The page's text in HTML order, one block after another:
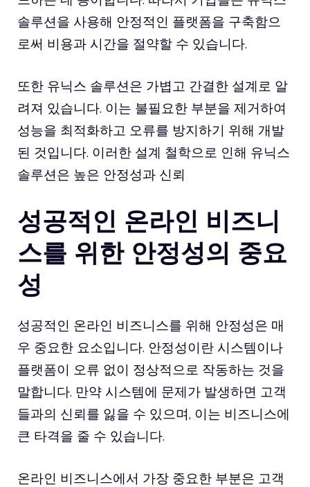
솔루션을 사용해 안정적인 플랫폼을 구축함으
로써 비용과 시간을 절약할 수 있습니다.
또한 유닉스 솔루션은 가볍고 간결한 설계로 알
려져 있습니다. 이는 불필요한 부분을 제거하여
성능을 최적화하고 오류를 방지하기 위해 개발
된 것입니다. 이러한 설계 철학으로 인해 유닉스
솔루션은 높은 안정성과 신뢰
성공적인 온라인 비즈니
스를 위한 안정성의 중요
성
성공적인 온라인 비즈니스를 위해 안정성은 매
우 중요한 요소입니다. 안정성이란 시스템이나
플랫폼이 오류 없이 정상적으로 작동하는 것을
말합니다. 만약 시스템에 문제가 발생하면 고객
들과의 신뢰를 잃을 수 있으며, 이는 비즈니스에
큰 타격을 줄 수 있습니다.
온라인 비즈니스에서 가장 중요한 부분은 고객